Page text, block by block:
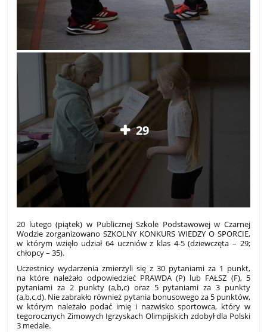
29
20 lutego (piątek) w Publicznej Szkole Podstawowej w Czarnej
Wodzie zorganizowano SZKOLNY KONKURS WIEDZY O SPORCIE,
w którym wzięło udział 64 uczniów z klas 4-5 (dziewczęta – 29;
chłopcy – 35).
Uczestnicy wydarzenia zmierzyli się z 30 pytaniami za 1 punkt,
na które należało odpowiedzieć PRAWDA (P) lub FAŁSZ (F), 5
pytaniami za 2 punkty (a,b,c) oraz 5 pytaniami za 3 punkty
(a,b,c,d). Nie zabrakło również pytania bonusowego za 5 punktów,
w którym należało podać imię i nazwisko sportowca, który w
tegorocznych Zimowych Igrzyskach Olimpijskich zdobył dla Polski
3 medale.